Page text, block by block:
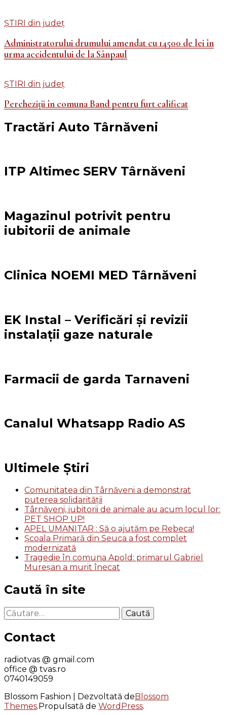
ȘTIRI din județ
Administratorului drumului amendat cu 14500 de lei în
urma accidentului de la Sânpaul
ȘTIRI din județ
Percheziții în comuna Band pentru furt calificat
Tractări Auto Târnăveni
ITP Altimec SERV Târnăveni
Magazinul potrivit pentru
iubitorii de animale
Clinica NOEMI MED Târnăveni
EK Instal – Verificări și revizii
instalații gaze naturale
Farmacii de garda Tarnaveni
Canalul Whatsapp Radio AS
Ultimele Știri
Comunitatea din Târnăveni a demonstrat
puterea solidarității
Târnăveni, iubitorii de animale au acum locul lor:
PET SHOP UP!
APEL UMANITAR : Să o ajutăm pe Rebeca!
Școala Primară din Seuca a fost complet
modernizată
Tragedie în comuna Apold: primarul Gabriel
Mureșan a murit înecat
Caută în site
Caută
după:
Contact
radiotvas @ gmail.com
office @ tvas.ro
0740149059
Blossom Fashion | Dezvoltată deBlossom
Themes.Propulsată de WordPress.